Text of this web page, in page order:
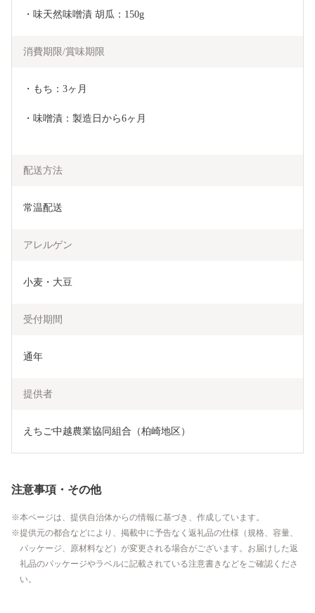
・味天然味噌漬 胡瓜：150g
消費期限/賞味期限
・もち：3ヶ月
・味噌漬：製造日から6ヶ月
配送方法
常温配送
アレルゲン
小麦・大豆
受付期間
通年
提供者
えちご中越農業協同組合（柏崎地区）
注意事項・その他
本ページは、提供自治体からの情報に基づき、作成しています。
提供元の都合などにより、掲載中に予告なく返礼品の仕様（規格、容量、
パッケージ、原材料など）が変更される場合がございます。お届けした返
礼品のパッケージやラベルに記載されている注意書きなどをご確認くださ
い。